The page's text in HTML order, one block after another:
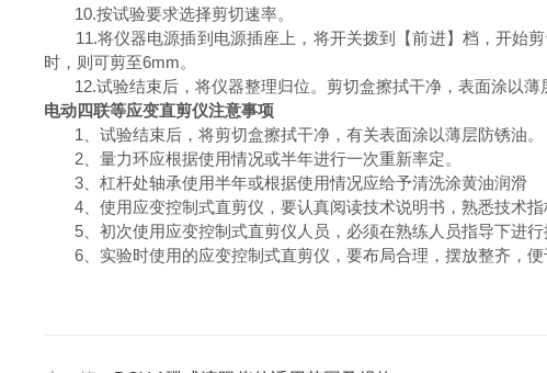
10.按试验要求选择剪切速率。
11.将仪器电源插到电源插座上，将开关拨到【前进】档，开始
时，则可剪至6mm。
12.试验结束后，将仪器整理归位。剪切盒擦拭干净，表面涂以薄
电动四联等应变直剪仪注意事项
1
、试验结束后，将剪切盒擦拭干净，有关表面涂以薄层防锈油。
2 、量力环应根据使用情况或半年进行一次重新率定。
3 、杠杆处轴承使用半年或根据使用情况应给予清洗涂黄油润滑
4 、使用应变控制式直剪仪，要认真阅读技术说明书，熟悉技术
5 、初次使用应变控制式直剪仪人员，必须在熟练人员指导下进
6 、实验时使用的应变控制式直剪仪，要布局合理，摆放整齐，